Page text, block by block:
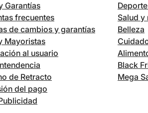
Garantías
frecuentes
de cambios y garantías
Mayoristas
al usuario
de Retracto
del pago
Salud y
Belleza
Black
Mega